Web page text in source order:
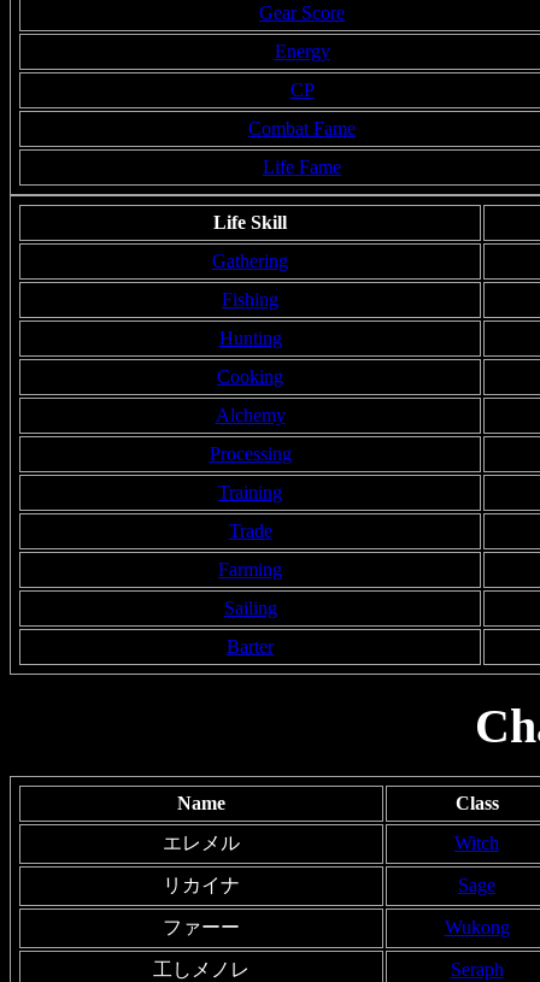
Gear Score
Energy
CP
Combat Fame
Life Fame
Life Skill
Gathering
Fishing
Hunting
Cooking
Alchemy
Processing
Training
Trade
Farming
Sailing
Barter
Name
Class
エレメル
Witch
リカイナ Sage
ファーー Wukong
工しメノレ Seraph